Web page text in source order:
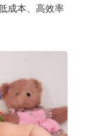
成本、高效率